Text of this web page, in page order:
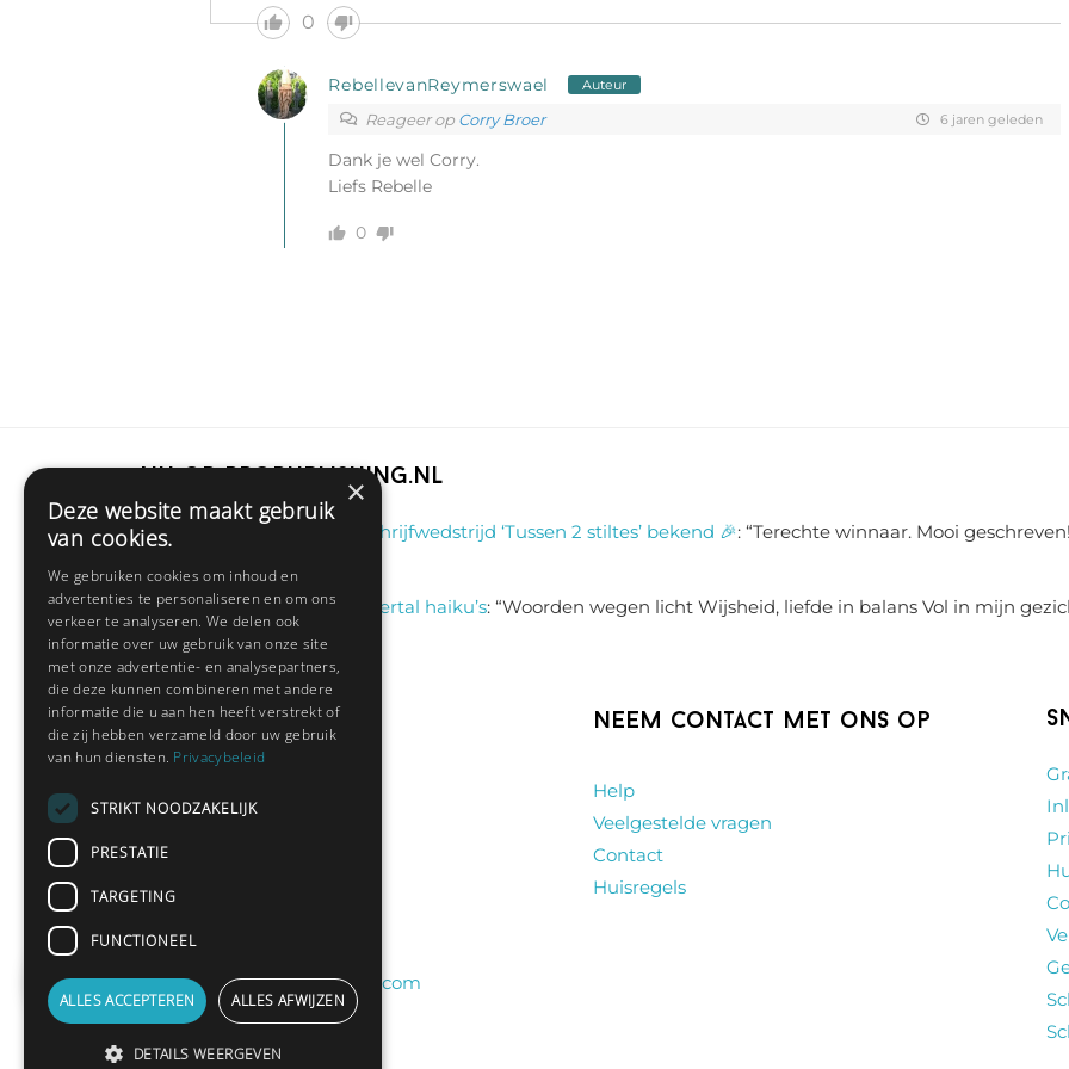
0
RebellevanReymerswael Auteur
Reageer op Corry Broer 6 jaren geleden
Dank je wel Corry.
Liefs Rebelle
0
Nu op Propublishing.nl
on Winnaar schrijfwedstrijd ‘Tussen 2 stiltes’ bekend 🎉: “Terechte winnaar. Mooi
Sas schrijftonEen viertal haiku’s: “Woorden wegen licht Wijsheid, liefde in balans Vol in mijn
jul 9, 13:46
Nieuwste leden:
Hedianne
Fred Sanders
yvespf
peterelferink11@gmail.com
Neem contact met ons op
Help
Veelgestelde vragen
Contact
Huisregels
2
×
Deze website maakt gebruik
van cookies.
We gebruiken cookies om inhoud en
advertenties te personaliseren en om ons
verkeer te analyseren. We delen ook
informatie over uw gebruik van onze site
met onze advertentie- en analysepartners,
die deze kunnen combineren met andere
informatie die u aan hen heeft verstrekt of
die zij hebben verzameld door uw gebruik
van hun diensten. Privacybeleid
STRIKT NOODZAKELIJK
PRESTATIE
TARGETING
FUNCTIONEEL
ALLES ACCEPTEREN ALLES AFWIJZEN
DETAILS WEERGEVEN